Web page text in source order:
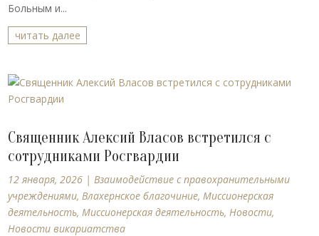
Больным и...
читать далее
Священник Алексий Власов встретился с
сотрудниками Росгвардии
12 января, 2026 | Взаимодействие с правохранительными
учреждениями, Влахернское благочиние, Миссионерская
деятельность, Миссионерская деятельность, Новости,
Новости викариатства